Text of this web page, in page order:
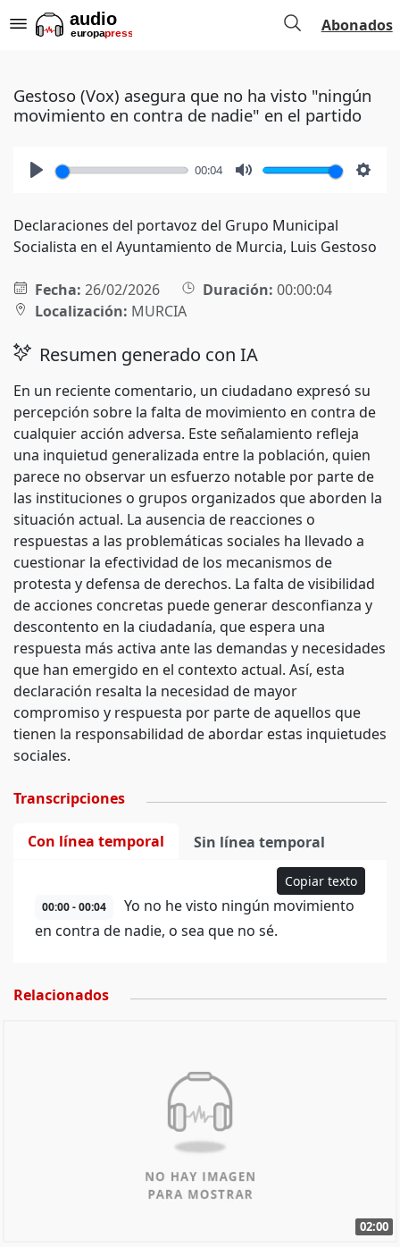
Abonados
Gestoso (Vox) asegura que no ha visto "ningún
movimiento en contra de nadie" en el partido
00:04
Declaraciones del portavoz del Grupo Municipal
Socialista en el Ayuntamiento de Murcia, Luis Gestoso
Fecha: 26/02/2026 Duración: 00:00:04
Localización: MURCIA
Resumen generado con IA
En un reciente comentario, un ciudadano expresó su
percepción sobre la falta de movimiento en contra de
cualquier acción adversa. Este señalamiento refleja
una inquietud generalizada entre la población, quien
parece no observar un esfuerzo notable por parte de
las instituciones o grupos organizados que aborden la
situación actual. La ausencia de reacciones o
respuestas a las problemáticas sociales ha llevado a
cuestionar la efectividad de los mecanismos de
protesta y defensa de derechos. La falta de visibilidad
de acciones concretas puede generar desconfianza y
descontento en la ciudadanía, que espera una
respuesta más activa ante las demandas y necesidades
que han emergido en el contexto actual. Así, esta
declaración resalta la necesidad de mayor
compromiso y respuesta por parte de aquellos que
tienen la responsabilidad de abordar estas inquietudes
sociales.
Transcripciones
Con línea temporal Sin línea temporal
Copiar texto
00:00 - 00:04
Yo no he visto ningún movimiento
en contra de nadie, o sea que no sé.
Relacionados
02:00